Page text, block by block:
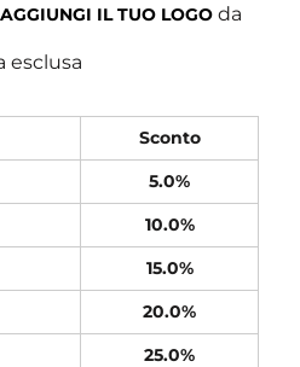
IL TUO LOGO da
esclusa
Sconto
5.0%
10.0%
15.0%
20.0%
25.0%